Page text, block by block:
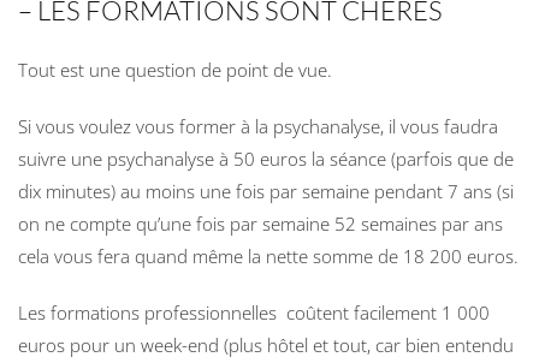
– LES FORMATIONS SONT CHÈRES
Tout est une question de point de vue.
Si vous voulez vous former à la psychanalyse, il vous faudra
suivre une psychanalyse à 50 euros la séance (parfois que de
dix minutes) au moins une fois par semaine pendant 7 ans (si
on ne compte qu’une fois par semaine 52 semaines par ans
cela vous fera quand même la nette somme de 18 200 euros.
Les formations professionnelles coûtent facilement 1 000
euros pour un week-end (plus hôtel et tout, car bien entendu